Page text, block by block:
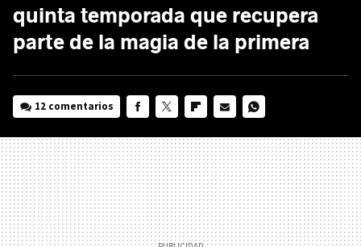
quinta temporada que recupera
parte de la magia de la primera
12 comentarios
MAIL